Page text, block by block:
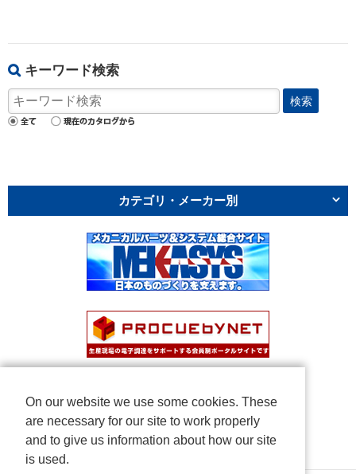
キーワード検索
検索
カテゴリ・メーカー別
On our website we use some cookies. These
are necessary for our site to work properly
and to give us information about how our site
is used.